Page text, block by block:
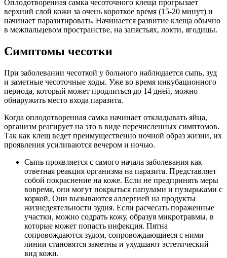
Оплодотворенная самка чесоточного клеща прогрызает
верхний слой кожи за очень короткое время (15-20 минут) и
начинает паразитировать. Начинается развитие клеща обычно
в межпальцевом пространстве, на запястьях, локти, ягодицы.
Симптомы чесотки
При заболевании чесоткой у больного наблюдается сыпь, зуд
и заметные чесоточные ходы. Уже во время инкубационного
периода, который может продлиться до 14 дней, можно
обнаружить место входа паразита.
Когда оплодотворенная самка начинает откладывать яйца,
организм реагирует на это в виде перечисленных симптомов.
Так как клещ ведет преимущественно ночной образ жизни, их
проявления усиливаются вечером и ночью.
Сыпь проявляется с самого начала заболевания как
ответная реакция организма на паразита. Представляет
собой покраснение на коже. Если не предпринять меры
вовремя, они могут покрыться папулами и пузырьками с
коркой. Они вызываются аллергией на продукты
жизнедеятельности зудня. Если расчесать пораженные
участки, можно содрать кожу, образуя микротравмы, в
которые может попасть инфекция. Пятна
сопровождаются зудом, сопровождающиеся с ними
линии становятся заметны и ухудшают эстетический
вид кожи.